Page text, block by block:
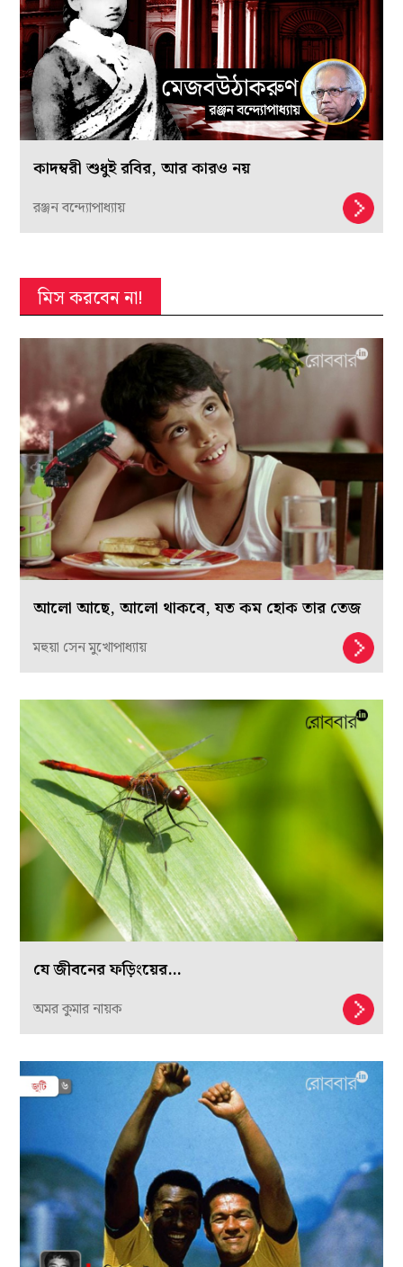
কাদম্বরী শুধুই রবির, আর কারও নয়
রঞ্জন বন্দ্যোপাধ্যায়
মিস করবেন না!
আলো আছে, আলো থাকবে, যত কম হোক তার তেজ
মহুয়া সেন মুখোপাধ্যায়
যে জীবনের ফড়িংয়ের…
অমর কুমার নায়ক